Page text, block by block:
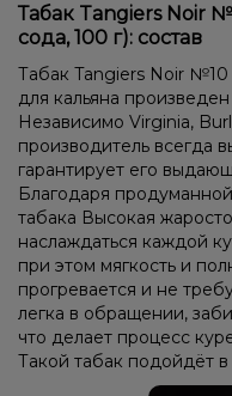
Табак Tangiers Noir
сода, 100 г): состав
Табак Tangiers Noir №10
для кальяна
Независимо Virginia,
производитель всегда
гарантирует его
Благодаря
табака Высокая
наслаждаться каждой
при этом мягкость и
прогревается и не
легка в обращении,
что делает процесс
Такой табак подойдёт